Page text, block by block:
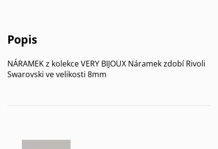
Popis
NÁRAMEK z kolekce VERY BIJOUX Náramek zdobí Rivoli
Swarovski ve velikosti 8mm